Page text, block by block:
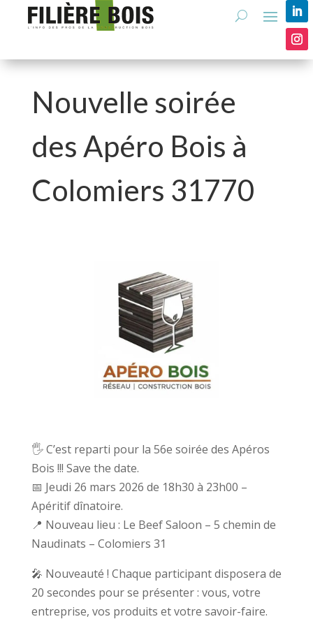
Nouvelle soirée
des Apéro Bois à
Colomiers 31770
🖐 C’est reparti pour la 56e soirée des Apéros
Bois !!! Save the date.
📅 Jeudi 26 mars 2026 de 18h30 à 23h00 –
Apéritif dînatoire.
📍 Nouveau lieu : Le Beef Saloon – 5 chemin de
Naudinats – Colomiers 31
🎤 Nouveauté ! Chaque participant disposera de
20 secondes pour se présenter : vous, votre
entreprise, vos produits et votre savoir-faire.